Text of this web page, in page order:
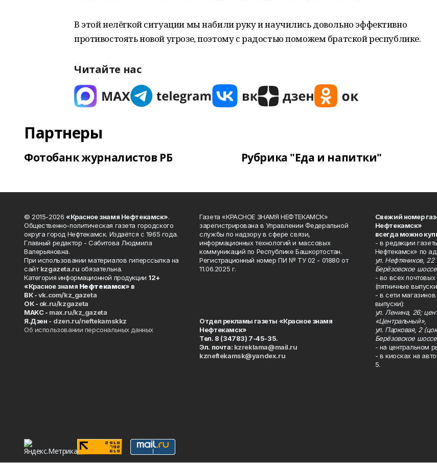
В этой нелёгкой ситуации мы набили руку и научились довольно эффективно
противостоять новой угрозе, поэтому с радостью поможем братской республике.
Читайте нас
Партнеры
Фотобанк журналистов РБ Рубрика "Еда и напитки"
© 2015-2026 «Красное знамя Нефтекамск».
Общественно-политическая газета городского
округа город Нефтекамск. Издаётся с 1965 года.
Главный редактор - Сабитова Людмила
Валерьяновна.
При использовании материалов гиперссылка на
сайтkzgazeta.ru обязательна.
Категория информационной продукции 12+
«Красное знамя Нефтекамск» в
ВК -vk.com/kz_gazeta
ОК - ok.ru/kzgazeta
MAKC - max.ru/kz_gazeta
Я.Дзен - dzen.ru/neftekamskkz
Об использовании персональных данных
Газета «КРАСНОЕ ЗНАМЯ НЕФТЕКАМСК»
зарегистрирована в Управлении Федеральной
службы по надзору в сфере связи,
информационных технологий и массовых
коммуникаций по Республике Башкортостан.
Регистрационный номер ПИ № ТУ 02 - 01880 от
11.06.2025 г.
Отдел рекламы газеты «Красное знамя
Нефтекамск»
Тел. 8 (34783) 7-45-35.
Эл. почта: kzreklama@mail.ru
kzneftekamsk@yandex.ru
Свежий номер
Нефтекамск»
всегда можно
- в редакции
Нефтекамск» по
ул. Нефтяников, 22
Берёзовское
- во всех
(пятничные
- в сети
выпуски):
ул. Ленина, 26;
«Центральный»,
ул. Парковая, 2
Берёзовское
- на центральном
- в киосках на
5.